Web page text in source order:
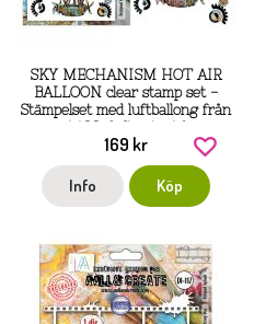
SKY MECHANISM HOT AIR
BALLOON clear stamp set -
Stämpelset med luftballong från
169 kr
Info Köp